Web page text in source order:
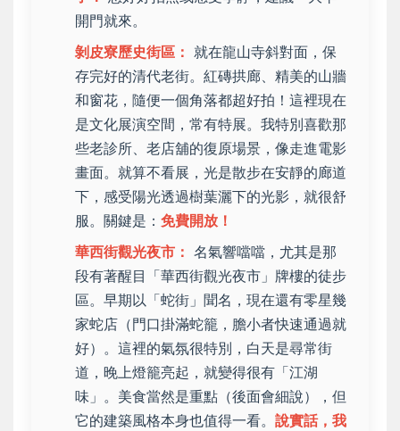
開門就來。
剝皮寮歷史街區： 就在龍山寺斜對面，保
存完好的清代老街。紅磚拱廊、精美的山牆
和窗花，隨便一個角落都超好拍！這裡現在
是文化展演空間，常有特展。我特別喜歡那
些老診所、老店舖的復原場景，像走進電影
畫面。就算不看展，光是散步在安靜的廊道
下，感受陽光透過樹葉灑下的光影，就很舒
服。關鍵是： 免費開放！
華西街觀光夜市： 名氣響噹噹，尤其是那
段有著醒目「華西街觀光夜市」牌樓的徒步
區。早期以「蛇街」聞名，現在還有零星幾
家蛇店（門口掛滿蛇籠，膽小者快速通過就
好）。這裡的氣氛很特別，白天是尋常街
道，晚上燈籠亮起，就變得很有「江湖
味」。美食當然是重點（後面會細說），但
它的建築風格本身也值得一看。 說實話，我